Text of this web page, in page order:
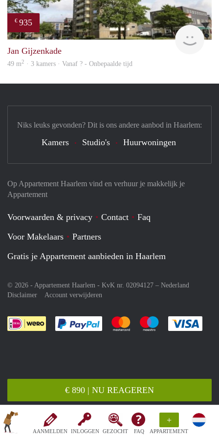
AANMELDEN INLOGGEN GEZOCHT FAQ
+
APPARTEMENT
€ 890 | NU REAGEREN
€ 935
rent
Jan Gijzenkade
49 m2 · 3 kamers · Vanaf ? - Onbepaalde tijd
Op Appartement Haarlem vind en verhuur je makkelijk je
Appartement
Voorwaarden & privacy Contact
Faq
Voor Makelaars
Partners
Gratis je Appartement aanbieden in Haarlem
© 2026 - Appartement Haarlem - KvK nr. 02094127 – Nederland
Disclaimer
Account verwijderen
Je rekent gemakkelijk af met Paypal
Je rekent gemakkelijk af met
Je rekent
Niks leuks gevonden? Dit is ons andere aanbod in Haarlem:
Kamers Studio's Huurwoningen